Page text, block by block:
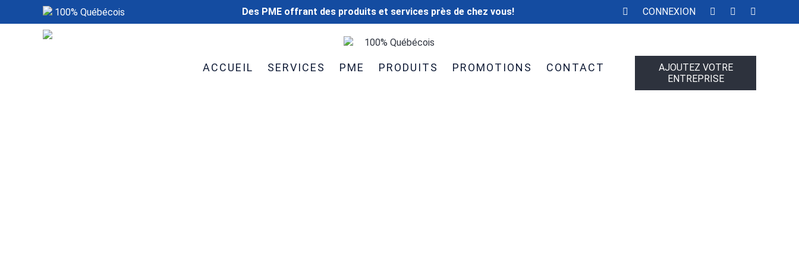
100% Québécois Des PME offrant des produits et services près de chez vous! CONNEXION
100% Québécois
AJOUTEZ VOTRE
ENTREPRISE
ACCUEIL SERVICES PME PRODUITS PROMOTIONS CONTACT